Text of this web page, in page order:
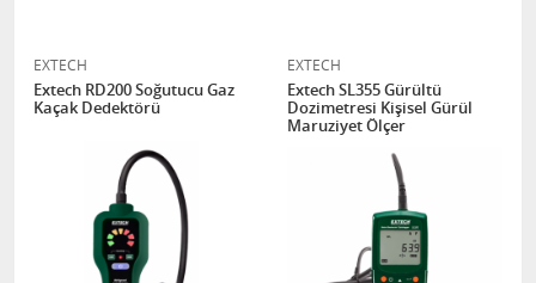
EXTECH
Extech RD200 Soğutucu Gaz
Kaçak Dedektörü
EXTECH
Extech SL355 Gürültü
Dozimetresi Kişisel Gürül
Maruziyet Ölçer